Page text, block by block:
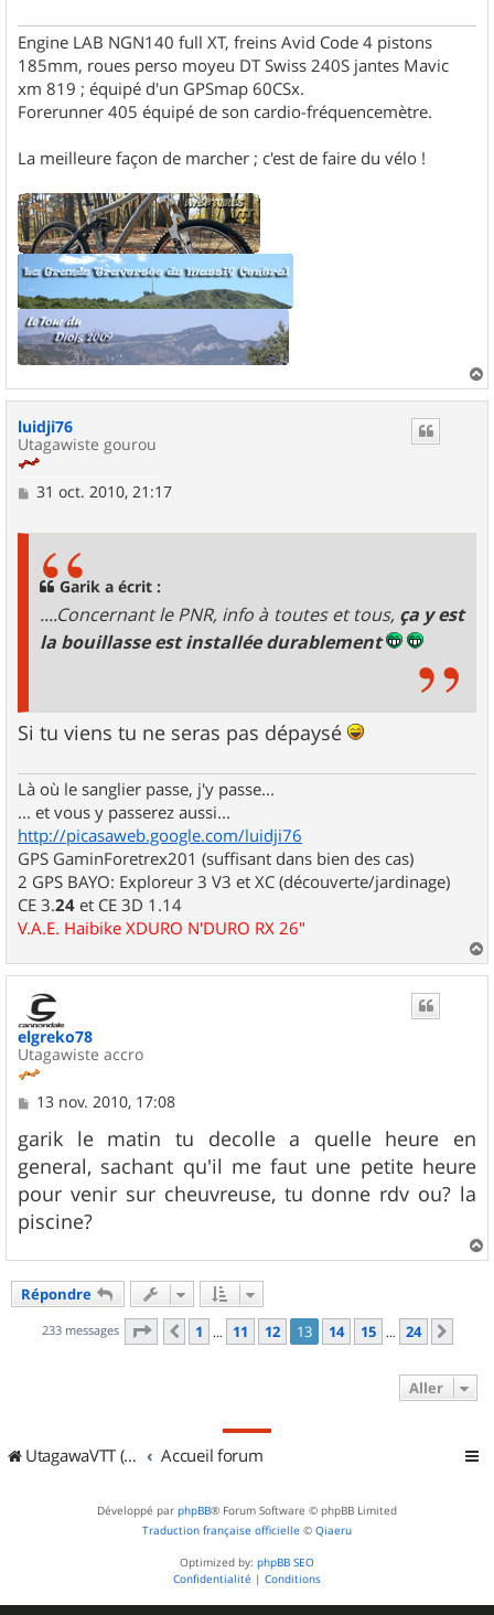
Engine LAB NGN140 full XT, freins Avid Code 4 pistons
185mm, roues perso moyeu DT Swiss 240S jantes Mavic
xm 819 ; équipé d'un GPSmap 60CSx.
Forerunner 405 équipé de son cardio-fréquencemètre.
La meilleure façon de marcher ; c'est de faire du vélo !
a
luidji76
Utagawiste gourou
M
31 oct. 2010, 21:17
Garik a écrit :
....Concernant le PNR, info à toutes et tous, ça y est
la bouillasse est installée durablement
Si tu viens tu ne seras pas dépaysé
Là où le sanglier passe, j'y passe...
... et vous y passerez aussi...
http://picasaweb.google.com/luidji76
GPS GaminForetrex201 (suffisant dans bien des cas)
2 GPS BAYO: Exploreur 3 V3 et XC (découverte/jardinage)
CE 3.24 et CE 3D 1.14
V.A.E. Haibike XDURO N'DURO RX 26"
a
elgreko78
Utagawiste accro
M
s
s
a
g
e
13 nov. 2010, 17:08
garik le matin tu decolle a quelle heure en
general, sachant qu'il me faut une petite heure
pour venir sur cheuvreuse, tu donne rdv ou? la
piscine?
a
Répondre
233 messages Page 13 sur24
Précédent
1 … 11 12 13 14 15 … 24
Aller
UtagawaVTT (Randos VTT et VTTAE avec traces GPS) Accueil forum
Développé par phpBB® Forum Software © phpBB Limited
Traduction française officielle © Qiaeru
Optimized by: phpBB SEO
Confidentialité | Conditions